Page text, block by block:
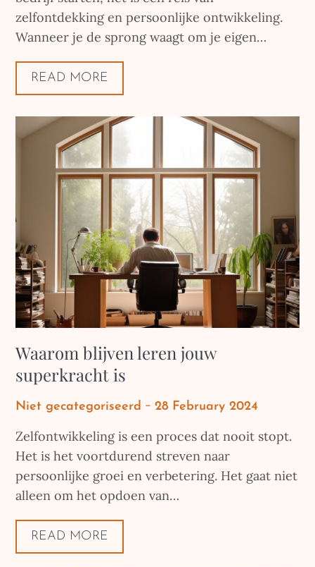
zelfontdekking en persoonlijke ontwikkeling.
Wanneer je de sprong waagt om je eigen…
READ MORE
Waarom blijven leren jouw
superkracht is
Niet gecategoriseerd
Posted
28 February 2024
Zelfontwikkeling is een proces dat nooit stopt.
Het is het voortdurend streven naar
persoonlijke groei en verbetering. Het gaat niet
alleen om het opdoen van…
READ MORE